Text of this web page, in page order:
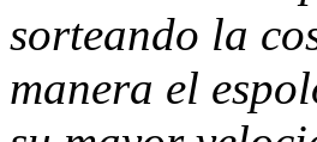
sorteando la
manera el